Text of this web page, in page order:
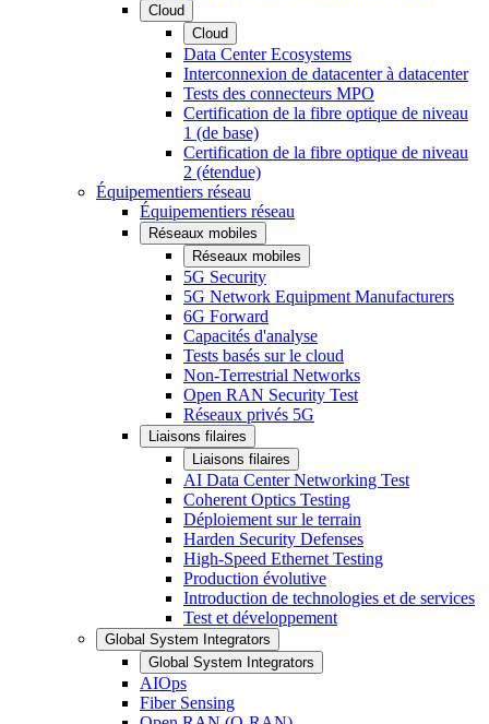
Cloud
Cloud
Data Center Ecosystems
Interconnexion de datacenter à datacenter
Tests des connecteurs MPO
Certification de la fibre optique de niveau
1 (de base)
Certification de la fibre optique de niveau
2 (étendue)
Équipementiers réseau
Équipementiers réseau
Réseaux mobiles
Réseaux mobiles
5G Security
5G Network Equipment Manufacturers
6G Forward
Capacités d'analyse
Tests basés sur le cloud
Non-Terrestrial Networks
Open RAN Security Test
Réseaux privés 5G
Liaisons filaires
Liaisons filaires
AI Data Center Networking Test
Coherent Optics Testing
Déploiement sur le terrain
Harden Security Defenses
High-Speed Ethernet Testing
Production évolutive
Introduction de technologies et de services
Test et développement
Global System Integrators
Global System Integrators
AIOps
Fiber Sensing